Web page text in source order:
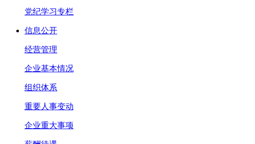
党纪学习专栏
信息公开
经营管理
企业基本情况
组织体系
重要人事变动
企业重大事项